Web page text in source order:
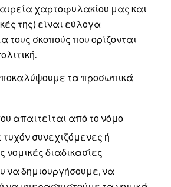
χαρτοφυλακίου μας και
της) είναι εύλογα
τους σκοπούς που ορίζονται
τα προσωπικά
απαιτείται από το νόμο
συνεχιζόμενες ή
νομικές διαδικασίες
να δημιουργήσουμε, να